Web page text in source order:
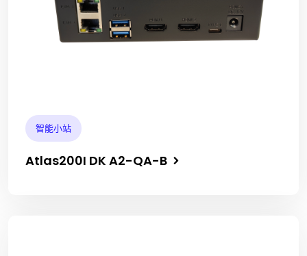
智能小站
Atlas200I DK A2-QA-B